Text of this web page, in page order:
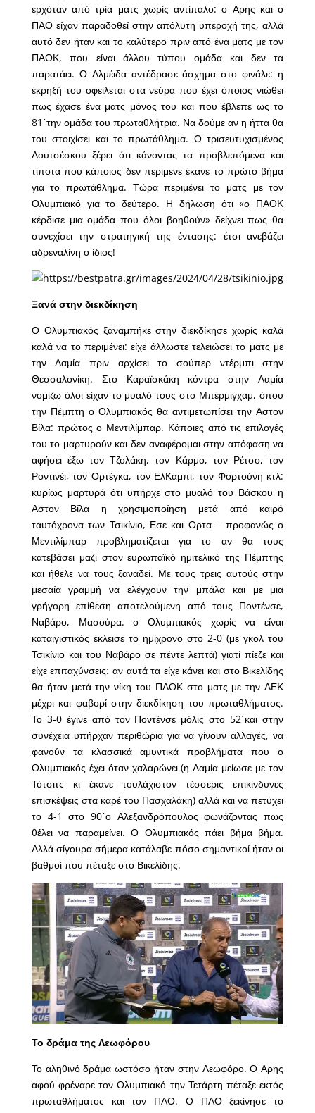
ερχόταν από τρία ματς χωρίς αντίπαλο: ο Αρης και ο
ΠΑΟ είχαν παραδοθεί στην απόλυτη υπεροχή της, αλλά
αυτό δεν ήταν και το καλύτερο πριν από ένα ματς με τον
ΠΑΟΚ, που είναι άλλου τύπου ομάδα και δεν τα
παρατάει. Ο Αλμέιδα αντέδρασε άσχημα στο φινάλε: η
έκρηξή του οφείλεται στα νεύρα που έχει όποιος νιώθει
πως έχασε ένα ματς μόνος του και που έβλεπε ως το
81΄την ομάδα του πρωταθλήτρια. Να δούμε αν η ήττα θα
του στοιχίσει και το πρωτάθλημα. Ο τρισευτυχισμένος
Λουτσέσκου ξέρει ότι κάνοντας τα προβλεπόμενα και
τίποτα που κάποιος δεν περίμενε έκανε το πρώτο βήμα
για το πρωτάθλημα. Τώρα περιμένει το ματς με τον
Ολυμπιακό για το δεύτερο. Η δήλωση ότι «ο ΠΑΟΚ
κέρδισε μια ομάδα που όλοι βοηθούν» δείχνει πως θα
συνεχίσει την στρατηγική της έντασης: έτσι ανεβάζει
αδρεναλίνη ο ίδιος!
Ξανά στην διεκδίκηση
Ο Ολυμπιακός ξαναμπήκε στην διεκδίκησε χωρίς καλά
καλά να το περιμένει: είχε άλλωστε τελειώσει το ματς με
την Λαμία πριν αρχίσει το σούπερ ντέρμπι στην
Θεσσαλονίκη. Στο Καραϊσκάκη κόντρα στην Λαμία
νομίζω όλοι είχαν το μυαλό τους στο Μπέρμιγχαμ, όπου
την Πέμπτη ο Ολυμπιακός θα αντιμετωπίσει την Αστον
Βίλα: πρώτος ο Μεντιλίμπαρ. Κάποιες από τις επιλογές
του το μαρτυρούν και δεν αναφέρομαι στην απόφαση να
αφήσει έξω τον Τζολάκη, τον Κάρμο, τον Ρέτσο, τον
Ροντινέι, τον Ορτέγκα, τον ΕλΚαμπί, τον Φορτούνη κτλ:
κυρίως μαρτυρά ότι υπήρχε στο μυαλό του Βάσκου η
Αστον Βίλα η χρησιμοποίηση μετά από καιρό
ταυτόχρονα των Τσικίνιο, Εσε και Ορτα – προφανώς ο
Μεντιλίμπαρ προβληματίζεται για το αν θα τους
κατεβάσει μαζί στον ευρωπαϊκό ημιτελικό της Πέμπτης
και ήθελε να τους ξαναδεί. Με τους τρεις αυτούς στην
μεσαία γραμμή να ελέγχουν την μπάλα και με μια
γρήγορη επίθεση αποτελούμενη από τους Ποντένσε,
Ναβάρο, Μασούρα. ο Ολυμπιακός χωρίς να είναι
καταιγιστικός έκλεισε το ημίχρονο στο 2-0 (με γκολ του
Τσικίνιο και του Ναβάρο σε πέντε λεπτά) γιατί πίεζε και
είχε επιταχύνσεις: αν αυτά τα είχε κάνει και στο Βικελίδης
θα ήταν μετά την νίκη του ΠΑΟΚ στο ματς με την ΑΕΚ
μέχρι και φαβορί στην διεκδίκηση του πρωταθλήματος.
Το 3-0 έγινε από τον Ποντένσε μόλις στο 52΄και στην
συνέχεια υπήρχαν περιθώρια για να γίνουν αλλαγές, να
φανούν τα κλασσικά αμυντικά προβλήματα που ο
Ολυμπιακός έχει όταν χαλαρώνει (η Λαμία μείωσε με τον
Τότσιτς κι έκανε τουλάχιστον τέσσερις επικίνδυνες
επισκέψεις στα καρέ του Πασχαλάκη) αλλά και να πετύχει
το 4-1 στο 90΄ο Αλεξανδρόπουλος φωνάζοντας πως
θέλει να παραμείνει. Ο Ολυμπιακός πάει βήμα βήμα.
Αλλά σίγουρα σήμερα κατάλαβε πόσο σημαντικοί ήταν οι
βαθμοί που πέταξε στο Βικελίδης.
Το δράμα της Λεωφόρου
Το αληθινό δράμα ωστόσο ήταν στην Λεωφόρο. Ο Αρης
αφού φρέναρε τον Ολυμπιακό την Τετάρτη πέταξε εκτός
πρωταθλήματος και τον ΠΑΟ. Ο ΠΑΟ ξεκίνησε το